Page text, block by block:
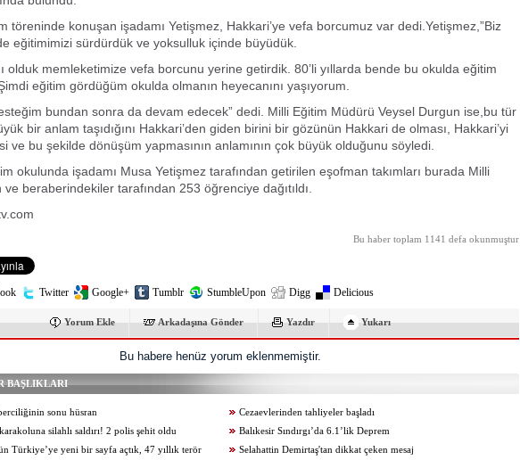
töreninde konuşan işadamı Yetişmez, Hakkari’ye vefa borcumuz var dedi.Yetişmez,”Biz
eğitimimizi sürdürdük ve yoksulluk içinde büyüdük.
olduk memleketimize vefa borcunu yerine getirdik. 80’li yıllarda bende bu okulda eğitim
eğitim gördüğüm okulda olmanın heyecanını yaşıyorum.
bundan sonra da devam edecek” dedi. Milli Eğitim Müdürü Veysel Durgun ise,bu tür
bir anlam taşıdığını Hakkari’den giden birini bir gözünün Hakkari de olması, Hakkari’yi
ve bu şekilde dönüşüm yapmasının anlamının çok büyük olduğunu söyledi.
okulunda işadamı Musa Yetişmez tarafından getirilen eşofman takımları burada Milli
beraberindekiler tarafından 253 öğrenciye dağıtıldı.
Bu haber toplam 1141 defa okunmuştur
Twitter Google+ Tumblr StumbleUpon Digg Delicious
Yorum Ekle Arkadaşına Gönder Yazdır Yukarı
Bu habere henüz yorum eklenmemiştir.
BAŞLIKLARI
sonu hüsran
Cezaevlerinden tahliyeler başladı
silahlı saldırı! 2 polis şehit oldu
Balıkesir Sındırgı’da 6.1’lik Deprem
Türkiye’ye yeni bir sayfa açtık, 47 yıllık terör
Selahattin Demirtaş'tan dikkat çeken mesaj